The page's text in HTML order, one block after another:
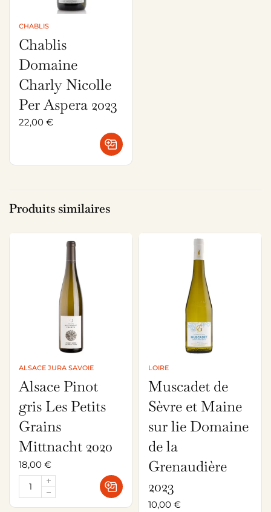
CHABLIS
Chablis
Domaine
Charly Nicolle
Per Aspera 2023
22,00 €
Produits similaires
ALSACE JURA SAVOIE
Alsace Pinot
gris Les Petits
Grains
Mittnacht 2020
18,00 €
LOIRE
Muscadet de
Sèvre et Maine
sur lie Domaine
de la
Grenaudière
2023
10,00 €